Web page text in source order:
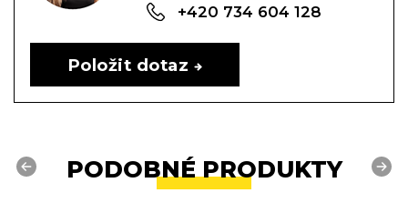
+420 734 604 128
Položit dotaz
PODOBNÉ PRODUKTY
Previous Next